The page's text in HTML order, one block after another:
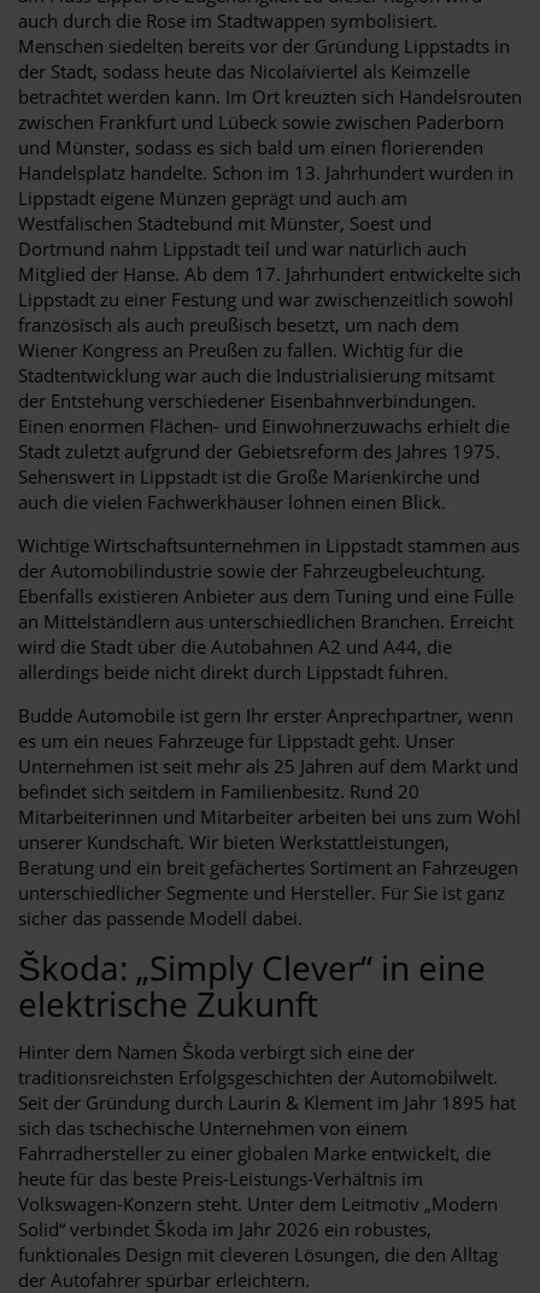
auch durch die Rose im Stadtwappen symbolisiert.
Menschen siedelten bereits vor der Gründung Lippstadts in
der Stadt, sodass heute das Nicolaiviertel als Keimzelle
betrachtet werden kann. Im Ort kreuzten sich Handelsrouten
zwischen Frankfurt und Lübeck sowie zwischen Paderborn
und Münster, sodass es sich bald um einen florierenden
Handelsplatz handelte. Schon im 13. Jahrhundert wurden in
Lippstadt eigene Münzen geprägt und auch am
Westfälischen Städtebund mit Münster, Soest und
Dortmund nahm Lippstadt teil und war natürlich auch
Mitglied der Hanse. Ab dem 17. Jahrhundert entwickelte sich
Lippstadt zu einer Festung und war zwischenzeitlich sowohl
französisch als auch preußisch besetzt, um nach dem
Wiener Kongress an Preußen zu fallen. Wichtig für die
Stadtentwicklung war auch die Industrialisierung mitsamt
der Entstehung verschiedener Eisenbahnverbindungen.
Einen enormen Flächen- und Einwohnerzuwachs erhielt die
Stadt zuletzt aufgrund der Gebietsreform des Jahres 1975.
Sehenswert in Lippstadt ist die Große Marienkirche und
auch die vielen Fachwerkhäuser lohnen einen Blick.
Wichtige Wirtschaftsunternehmen in Lippstadt stammen aus
der Automobilindustrie sowie der Fahrzeugbeleuchtung.
Ebenfalls existieren Anbieter aus dem Tuning und eine Fülle
an Mittelständlern aus unterschiedlichen Branchen. Erreicht
wird die Stadt über die Autobahnen A2 und A44, die
allerdings beide nicht direkt durch Lippstadt führen.
Budde Automobile ist gern Ihr erster Anprechpartner, wenn
es um ein neues Fahrzeuge für Lippstadt geht. Unser
Unternehmen ist seit mehr als 25 Jahren auf dem Markt und
befindet sich seitdem in Familienbesitz. Rund 20
Mitarbeiterinnen und Mitarbeiter arbeiten bei uns zum Wohl
unserer Kundschaft. Wir bieten Werkstattleistungen,
Beratung und ein breit gefächertes Sortiment an Fahrzeugen
unterschiedlicher Segmente und Hersteller. Für Sie ist ganz
sicher das passende Modell dabei.
Škoda: „Simply Clever“ in eine
elektrische Zukunft
Hinter dem Namen Škoda verbirgt sich eine der
traditionsreichsten Erfolgsgeschichten der Automobilwelt.
Seit der Gründung durch Laurin & Klement im Jahr 1895 hat
sich das tschechische Unternehmen von einem
Fahrradhersteller zu einer globalen Marke entwickelt, die
heute für das beste Preis-Leistungs-Verhältnis im
Volkswagen-Konzern steht. Unter dem Leitmotiv „Modern
Solid“ verbindet Škoda im Jahr 2026 ein robustes,
funktionales Design mit cleveren Lösungen, die den Alltag
der Autofahrer spürbar erleichtern.